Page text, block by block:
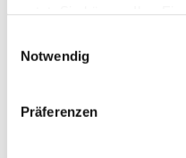
Trigger Symbol ändern
Informationen über
Notwendig
Präferenzen